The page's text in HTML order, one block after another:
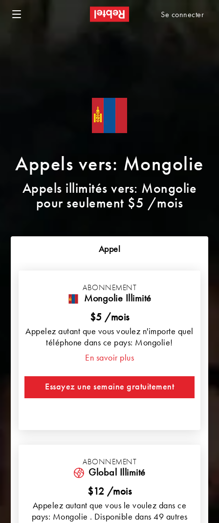
Se connecter
Appels vers: Mongolie
Appels illimités vers: Mongolie
pour seulement $5 /mois
Appel
ABONNEMENT
Mongolie Illimité
$5 /mois
Appelez autant que vous voulez n'importe quel
téléphone dans ce pays: Mongolie!
En savoir plus
Essayez une semaine gratuitement
ABONNEMENT
Global Illimité
$12 /mois
Appelez autant que vous le voulez dans ce
pays: Mongolie . Disponible dans 49 autres